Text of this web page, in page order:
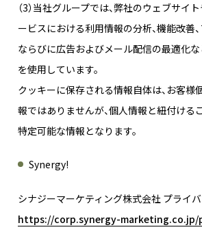
（3）当社グループでは、弊社のウェブサイ
ービスにおける利用情報の分析、機能改善
ならびに広告およびメール配信の最適化
を使用しています。
クッキーに保存される情報自体は、お客様
報ではありませんが、個人情報と紐付ける
特定可能な情報となります。
Synergy!
シナジーマーケティング株式会社 プライバ
https://corp.synergy-marketing.co.jp/